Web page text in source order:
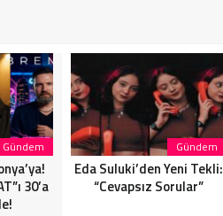
Gündem
30’a
Gündem
Eda Suluki’den Yeni Tekli:
“Cevapsız Sorular”